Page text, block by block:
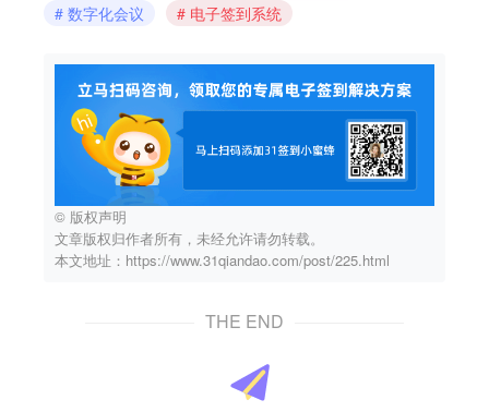
数字化会议
电子签到系统
© 版权声明
文章版权归作者所有，未经允许请勿转载。
本文地址：https://www.31qiandao.com/post/225.html
THE END